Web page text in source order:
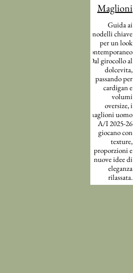
l’eleganza estiva
in chiave
rilassata e
urbana.
Maglioni
Guida ai
modelli chiave
per un look
contemporaneo
Dal girocollo al
dolcevita,
passando per
cardigan e
volumi
oversize, i
maglioni uomo
A/I 2025-26
giocano con
texture,
proporzioni e
nuove idee di
eleganza
rilassata.